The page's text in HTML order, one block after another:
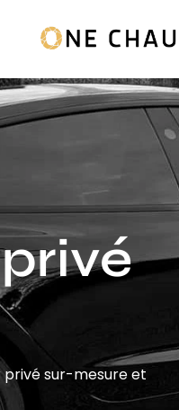
privé sur-mesure et